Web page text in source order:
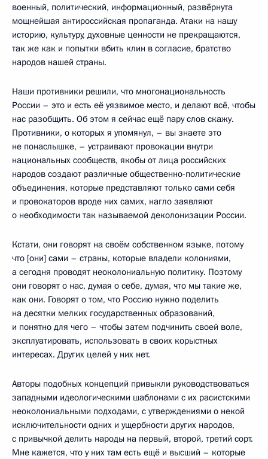
военный, политический, информационный, развёрнута
мощнейшая антироссийская пропаганда. Атаки на нашу
историю, культуру, духовные ценности не прекращаются,
так же как и попытки вбить клин в согласие, братство
народов нашей страны.
Наши противники решили, что многонациональность
России – это и есть её уязвимое место, и делают всё, чтобы
нас разобщить. Об этом я сейчас ещё пару слов скажу.
Противники, о которых я упомянул, – вы знаете это
не понаслышке, – устраивают провокации внутри
национальных сообществ, якобы от лица российских
народов создают различные общественно-политические
объединения, которые представляют только сами себя
и провокаторов вроде них самих, нагло заявляют
о необходимости так называемой деколонизации России.
Кстати, они говорят на своём собственном языке, потому
что [они] сами – страны, которые владели колониями,
а сегодня проводят неоколониальную политику. Поэтому
они говорят о нас, думая о себе, думая, что мы такие же,
как они. Говорят о том, что Россию нужно поделить
на десятки мелких государственных образований,
и понятно для чего – чтобы затем подчинить своей воле,
эксплуатировать, использовать в своих корыстных
интересах. Других целей у них нет.
Авторы подобных концепций привыкли руководствоваться
западными идеологическими шаблонами с их расистскими
неоколониальными подходами, с утверждениями о некой
исключительности одних и ущербности других народов,
с привычкой делить народы на первый, второй, третий сорт.
Мне кажется, что у них там есть ещё и высший – которые